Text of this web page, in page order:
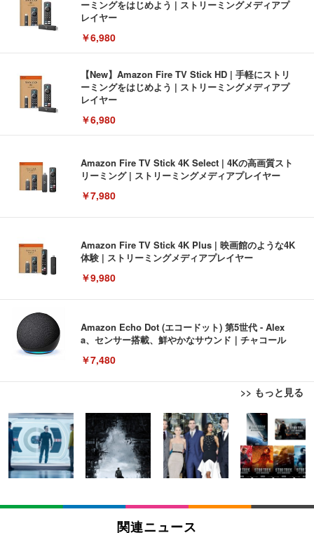
ーミングをはじめよう | ストリーミングメディアプ
レイヤー
￥6,980
【New】Amazon Fire TV Stick HD | 手軽にストリ
ーミングをはじめよう | ストリーミングメディアプ
レイヤー
￥6,980
Amazon Fire TV Stick 4K Select | 4Kの高画質スト
リーミング | ストリーミングメディアプレイヤー
￥7,980
Amazon Fire TV Stick 4K Plus | 映画館のような4K
体験 | ストリーミングメディアプレイヤー
￥9,980
Amazon Echo Dot (エコードット) 第5世代 - Alex
a、センサー搭載、鮮やかなサウンド｜チャコール
￥7,480
>> もっと見る
[EdoErgo] オフィスチェア 椅子 テレワーク 疲れな
い 跳ね上げ式アームレスト コンパクト 約105度ロッ
キング pc 事務椅子 360度回転 座面昇降 強化ナイロ
ン樹脂ベース 通気性メッシュ 在宅ワーク H-WY01
(黒網+黒枠+黒足)
￥5,699
SIHOO B100 オフィスチェア／デスクチェア メッシ
ュチェア 人間工学 疲れない ブラック
EIZO ビジネス向けプレミアムモニター | FlexScan
EV3240X-WT | 31.5型4K UHD・USB Type-C・ホワ
イト
￥105,595
EIZO ビジネス向けプレミアムモニター | FlexScan
Amazonベーシック ペットシーツ 薄型 レギュラー 1
回使い捨て 無香料 ホワイト 300枚
￥3,373
Amazonベーシック ペットシーツ 厚型 ワイド 42枚
x2袋(84枚) ホワイト(吸収面:ライトブルー)
関連ニュース